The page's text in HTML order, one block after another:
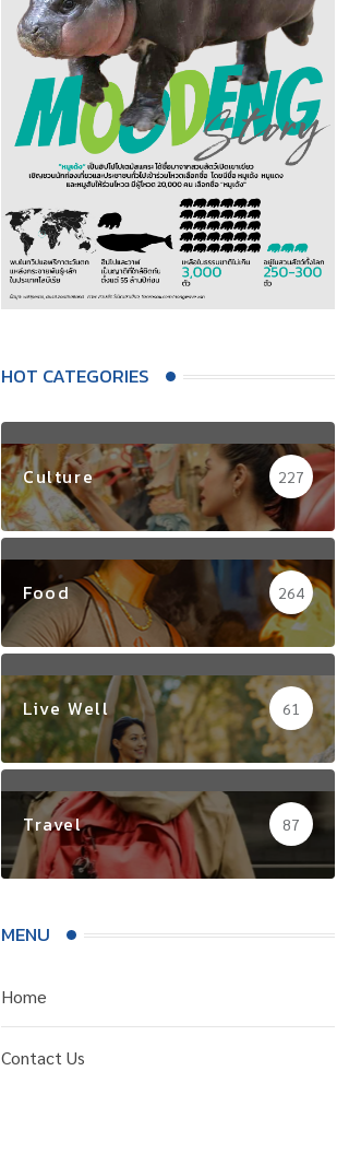
HOT CATEGORIES
Culture 227
Food 264
Live Well 61
Travel 87
MENU
Home
Contact Us